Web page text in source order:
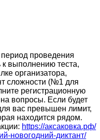
период проведения
к выполнению теста,
организатора,
сложности (№1 для
регистрационную
вопросы. Если будет
вас превышен лимит,
находится рядом.
https://аксаковка.рф/
новогодний-диктант/